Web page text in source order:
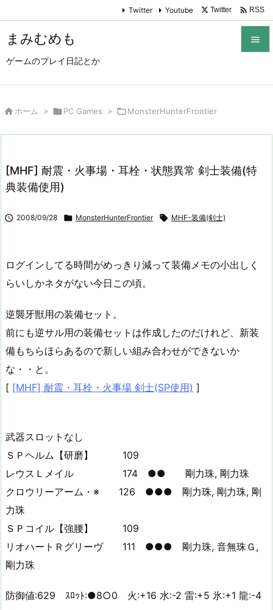
まみむめも
ゲームのプレイ日記とか

次へ
Twitter Youtube Twitter  RSS
 ホーム > PC Games > MonsterHunterFrontier
[MHF] 耐震・火事場・耳栓・状態異常 剣士装備(特
典装備使用)
 2008/09/28  MonsterHunterFrontier  MHF-装備(剣士)
ログインしてる時間がめっきり減って装備メモの小出しく
らいしかネタがない今日この頃。
逆襲牙獣用の装備セット。
前にも逆サル用の装備セットは作成したのだけれど、新装
備もちらほらあるので新しい組み合わせができないか
な・・と。
[ [MHF] 耐震・耳栓・火事場 剣士(SP使用) ]
武器スロットなし
ＳＰヘルム【研磨】 109
レウスＬメイル 174 ●● 剛力珠, 剛力珠
クロウリーアーム・※ 126 ●●● 剛力珠, 剛力珠, 剛
力珠
ＳＰコイル【強腰】 109
リオハートＲグリーヴ 111 ●●● 剛力珠, 音無珠Ｇ,
剛力珠
防御値:629 ｽﾛｯﾄ:●8○0 火:+16 水:-2 雷:+5 氷:+1 龍:-4